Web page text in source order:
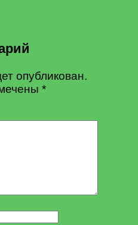
опубликован.
*